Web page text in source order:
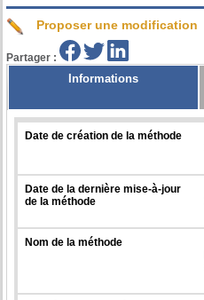
Proposer une modification
Partager :
Informations
Date de création de la méthode
Date de la dernière mise-à-jour
de la méthode
Nom de la méthode